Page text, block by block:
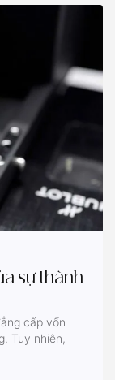
sự thành
cấp vốn
Tuy nhiên,